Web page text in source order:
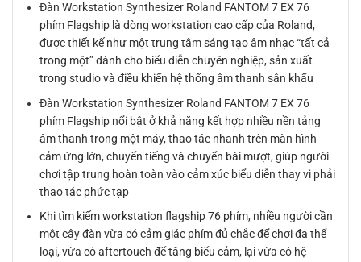
Đàn Workstation Synthesizer Roland FANTOM 7 EX 76
phím Flagship là dòng workstation cao cấp của Roland,
được thiết kế như một trung tâm sáng tạo âm nhạc “tất cả
trong một” dành cho biểu diễn chuyên nghiệp, sản xuất
trong studio và điều khiển hệ thống âm thanh sân khấu
Đàn Workstation Synthesizer Roland FANTOM 7 EX 76
phím Flagship nổi bật ở khả năng kết hợp nhiều nền tảng
âm thanh trong một máy, thao tác nhanh trên màn hình
cảm ứng lớn, chuyển tiếng và chuyển bài mượt, giúp người
chơi tập trung hoàn toàn vào cảm xúc biểu diễn thay vì phải
thao tác phức tạp
Khi tìm kiếm workstation flagship 76 phím, nhiều người cần
một cây đàn vừa có cảm giác phím đủ chắc để chơi đa thể
loại, vừa có aftertouch để tăng biểu cảm, lại vừa có hệ